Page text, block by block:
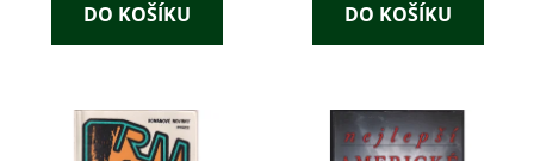
DO KOŠÍKU DO KOŠÍKU